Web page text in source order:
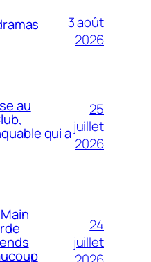
3 août
2026
au
qui a
25
juillet
2026
24
juillet